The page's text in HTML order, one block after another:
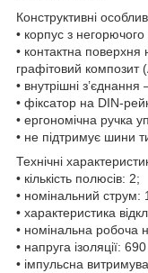
Конструктивні
• корпус з
• контактна поверхня
графітовий композит
• внутрішні з’єднання
• фіксатор на DIN-
• ергономічна ручка
• не підтримує шини
Технічні
• кількість полюсів: 2;
• номінальний струм:
• характеристика
• номінальна робоча
• напруга ізоляції:
• імпульсна